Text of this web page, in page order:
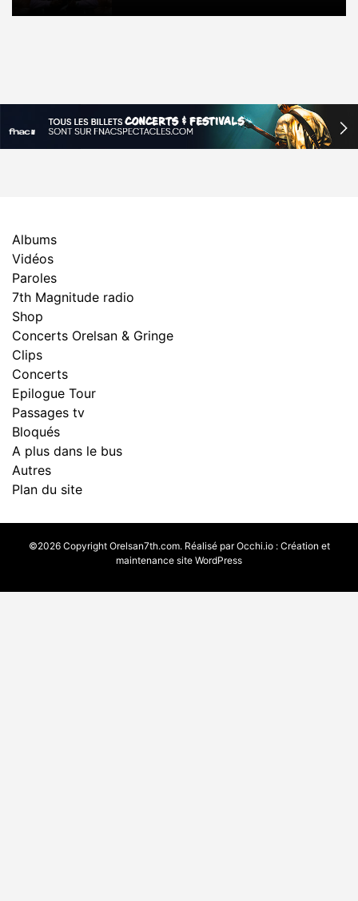
Albums
Vidéos
Paroles
7th Magnitude radio
Shop
Concerts Orelsan & Gringe
Clips
Concerts
Epilogue Tour
Passages tv
Bloqués
A plus dans le bus
Autres
Plan du site
©2026 Copyright Orelsan7th.com. Réalisé parOcchi.io: Création et
maintenance site WordPress